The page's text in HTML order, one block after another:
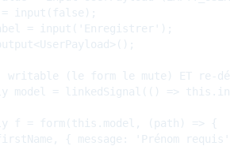
input(false);
= input('Enregistrer');
writable (le form le mute) ET re-
model = linkedSignal(() =>
f = form(this.model, (path) => {
{ message: 'Prénom